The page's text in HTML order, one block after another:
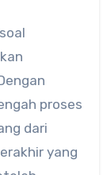
proses
dari
yang